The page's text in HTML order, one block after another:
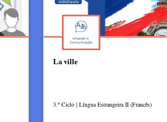
La ville
3.º Ciclo | Língua Estrangeira II (Francês)